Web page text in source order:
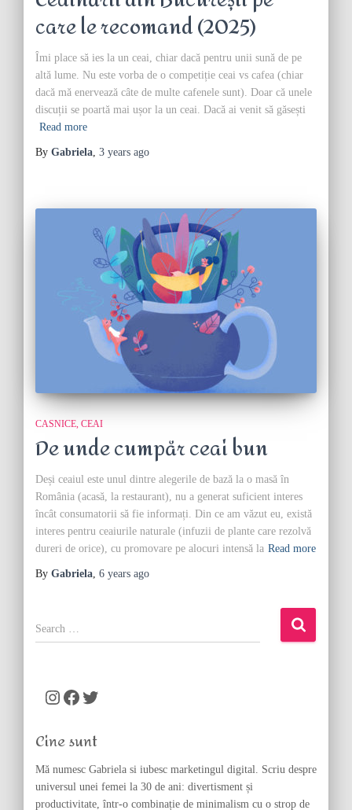
care le recomand (2025)
Îmi place să ies la un ceai, chiar dacă pentru unii sună de pe
altă lume. Nu este vorba de o competiție ceai vs cafea (chiar
dacă mă enervează câte de multe cafenele sunt). Doar că unele
discuții se poartă mai ușor la un ceai. Dacă ai venit să găsești
Read more
By Gabriela, 3 years ago
CASNICE CEAI
De unde cumpăr ceai bun
Deși ceaiul este unul dintre alegerile de bază la o masă în
România (acasă, la restaurant), nu a generat suficient interes
încât consumatorii să fie informați. Din ce am văzut eu, există
interes pentru ceaiurile naturale (infuzii de plante care rezolvă
dureri de orice), cu promovare pe alocuri intensă la Read more
By Gabriela, 6 years ago
S
e
o
Instagram Facebook Twitter
Cine sunt
Mă numesc Gabriela si iubesc marketingul digital. Scriu despre
universul unei femei la 30 de ani: divertisment și
productivitate, într-o combinație de minimalism cu o strop de